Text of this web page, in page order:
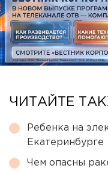
ЧИТАЙТЕ
Ребенка на
Екатеринбурге
Чем опасны